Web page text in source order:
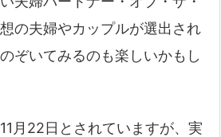
の夫婦やカップルが選出され
ぞいてみるのも楽しいかもし
月22日とされていますが、実